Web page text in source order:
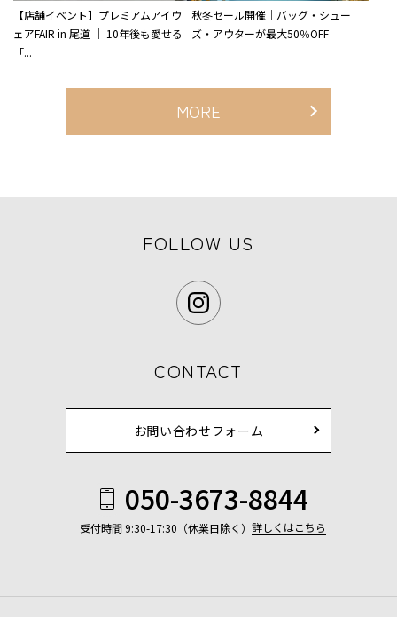
【店舗イベント】プレミアムアイウ
ェアFAIR in 尾道 ｜ 10年後も愛せる
「...
秋冬セール開催｜バッグ・シュー
ズ・アウターが最大50％OFF
MORE
FOLLOW US
CONTACT
お問い合わせフォーム
050-3673-8844
受付時間 9:30-17:30（休業日除く） 詳しくはこちら